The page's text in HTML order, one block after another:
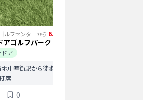
ルフセンターから 6.39
アゴルフパーク リッツ長崎
ドア
地中華街駅から徒歩5分
席
0